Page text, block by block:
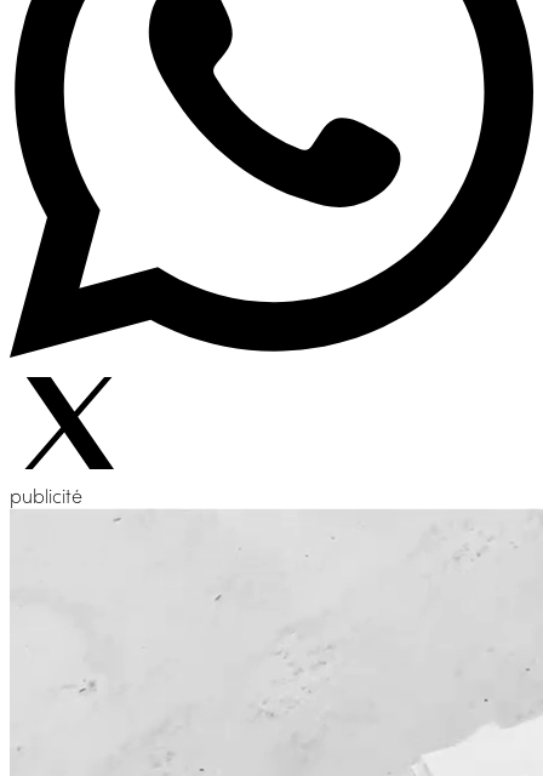
publicité